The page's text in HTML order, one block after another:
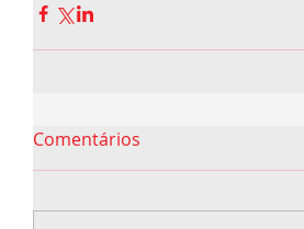
Comentários